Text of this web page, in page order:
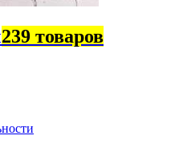
239 товаров